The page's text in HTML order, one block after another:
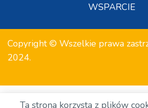
WSPARCIE
Copyright © Wszelkie prawa
2024.
Ta strona korzysta z plików